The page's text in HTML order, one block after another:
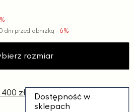
dni przed obniżką−6%
rozmiar
zł
Dostępność w
sklepach